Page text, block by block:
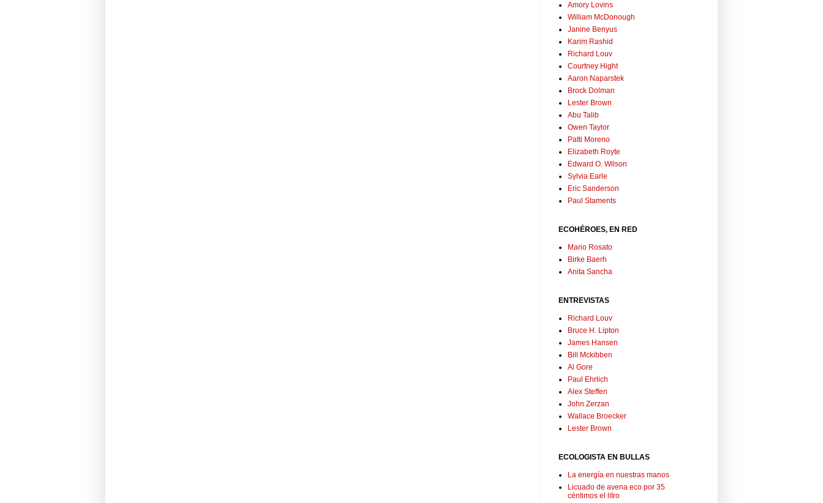
Amory Lovins
William McDonough
Janine Benyus
Karim Rashid
Richard Louv
Courtney Hight
Aaron Naparstek
Brock Dolman
Lester Brown
Abu Talib
Owen Taylor
Patti Moreno
Elizabeth Royte
Edward O. Wilson
Sylvia Earle
Eric Sanderson
Paul Staments
ECOHÉROES, EN RED
Mario Rosato
Birke Baerh
Anita Sancha
ENTREVISTAS
Richard Louv
Bruce H. Lipton
James Hansen
Bill Mckibben
Al Gore
Paul Ehrlich
Alex Steffen
John Zerzan
Wallace Broecker
Lester Brown
ECOLOGISTA EN BULLAS
La energía en nuestras manos
Licuado de avena eco por 35
céntimos el litro